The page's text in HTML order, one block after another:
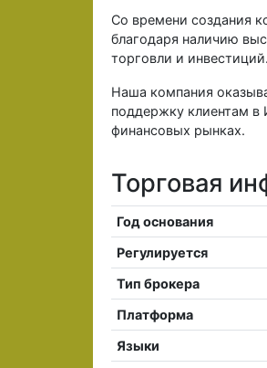
Со времени создания
благодаря наличию
торговли и инвестиций.
Наша компания
поддержку клиентам в
финансовых рынках.
Торговая
Год основания
Регулируется
Тип брокера
Платформа
Языки